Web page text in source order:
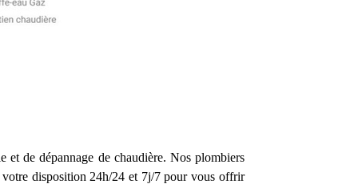
et de dépannage de chaudière. Nos plombiers
votre disposition 24h/24 et 7j/7 pour vous offrir